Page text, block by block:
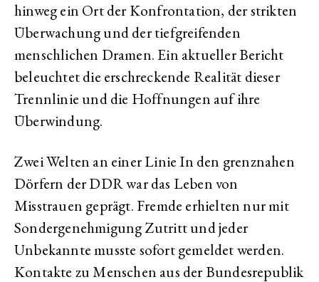
hinweg ein Ort der Konfrontation, der strikten
Überwachung und der tiefgreifenden
menschlichen Dramen. Ein aktueller Bericht
beleuchtet die erschreckende Realität dieser
Trennlinie und die Hoffnungen auf ihre
Überwindung.
Zwei Welten an einer Linie In den grenznahen
Dörfern der DDR war das Leben von
Misstrauen geprägt. Fremde erhielten nur mit
Sondergenehmigung Zutritt und jeder
Unbekannte musste sofort gemeldet werden.
Kontakte zu Menschen aus der Bundesrepublik